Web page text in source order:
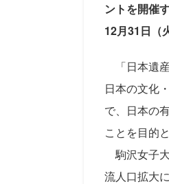
ントを開催
12月31日（
「日本遺
日本の文化
で、日本の
ことを目的
駒沢女子
流人口拡大